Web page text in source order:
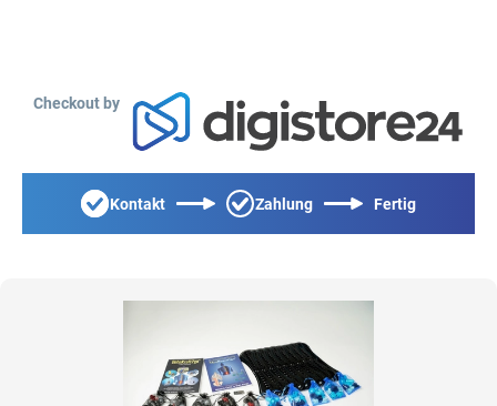
Checkout by
Kontakt Zahlung Fertig